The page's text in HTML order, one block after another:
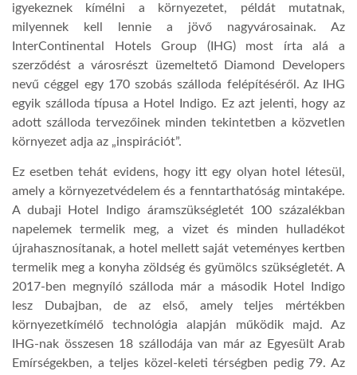
GLOBOBOOK
igyekeznek kímélni a környezetet, példát mutatnak,
milyennek kell lennie a jövő nagyvárosainak. Az
InterContinental Hotels Group (IHG) most írta alá a
szerződést a városrészt üzemeltető Diamond Developers
nevű céggel egy 170 szobás szálloda felépítéséről. Az IHG
egyik szálloda típusa a Hotel Indigo. Ez azt jelenti, hogy az
adott szálloda tervezőinek minden tekintetben a közvetlen
környezet adja az „inspirációt”.
Ez esetben tehát evidens, hogy itt egy olyan hotel létesül,
amely a környezetvédelem és a fenntarthatóság mintaképe.
A dubaji Hotel Indigo áramszükségletét 100 százalékban
napelemek termelik meg, a vizet és minden hulladékot
újrahasznosítanak, a hotel mellett saját veteményes kertben
termelik meg a konyha zöldség és gyümölcs szükségletét. A
2017-ben megnyíló szálloda már a második Hotel Indigo
lesz Dubajban, de az első, amely teljes mértékben
környezetkímélő technológia alapján működik majd. Az
IHG-nak összesen 18 szállodája van már az Egyesült Arab
Emírségekben, a teljes közel-keleti térségben pedig 79. Az